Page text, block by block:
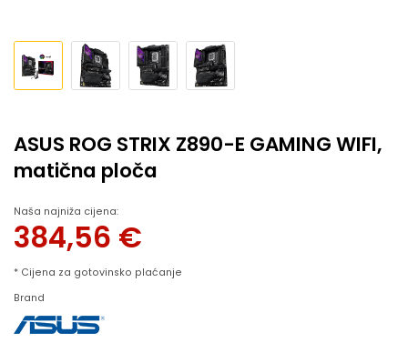
ASUS ROG STRIX Z890-E GAMING WIFI,
matična ploča
Naša najniža cijena:
384,56 €
* Cijena za gotovinsko plaćanje
Brand